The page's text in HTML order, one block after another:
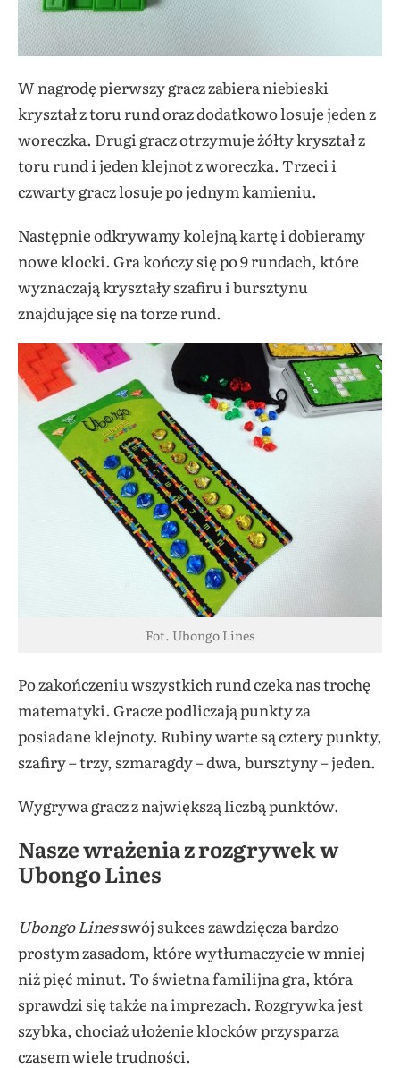
W nagrodę pierwszy gracz zabiera niebieski
kryształ z toru rund oraz dodatkowo losuje jeden z
woreczka. Drugi gracz otrzymuje żółty kryształ z
toru rund i jeden klejnot z woreczka. Trzeci i
czwarty gracz losuje po jednym kamieniu.
Następnie odkrywamy kolejną kartę i dobieramy
nowe klocki. Gra kończy się po 9 rundach, które
wyznaczają kryształy szafiru i bursztynu
znajdujące się na torze rund.
Fot. Ubongo Lines
Po zakończeniu wszystkich rund czeka nas trochę
matematyki. Gracze podliczają punkty za
posiadane klejnoty. Rubiny warte są cztery punkty,
szafiry – trzy, szmaragdy – dwa, bursztyny – jeden.
Wygrywa gracz z największą liczbą punktów.
Nasze wrażenia z rozgrywek w
Ubongo Lines
Ubongo Linesswój sukces zawdzięcza bardzo
prostym zasadom, które wytłumaczycie w mniej
niż pięć minut. To świetna familijna gra, która
sprawdzi się także na imprezach. Rozgrywka jest
szybka, chociaż ułożenie klocków przysparza
czasem wiele trudności.